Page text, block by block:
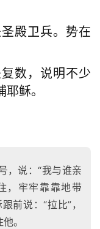
殿卫兵。势在
数，说明不少
稣。
，说：“我与谁亲
，牢牢靠靠地带
前说：“拉比”，
。